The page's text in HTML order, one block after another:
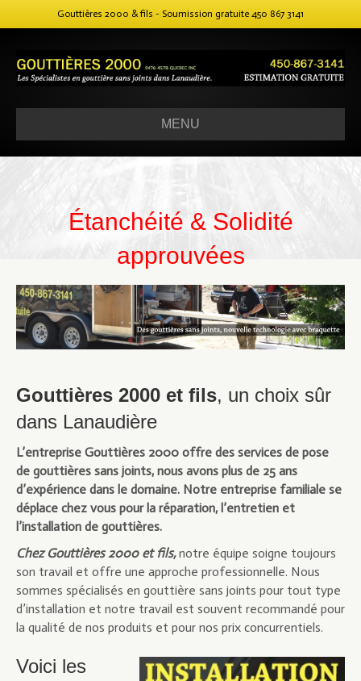
Gouttières 2000 & fils - Soumission gratuite 450 867 3141
MENU
Étanchéité & Solidité
approuvées
Gouttières 2000 et fils, un choix sûr
dans Lanaudière
L’entreprise Gouttières 2000 offre des services de pose
de gouttières sans joints, nous avons plus de 25 ans
d’expérience dans le domaine. Notre entreprise familiale se
déplace chez vous pour la réparation, l’entretien et
l’installation de gouttières.
Chez Gouttières 2000 et fils,notre équipe soigne toujours
son travail et offre une approche professionnelle. Nous
sommes spécialisés en gouttière sans joints pour tout type
d’installation et notre travail est souvent recommandé pour
la qualité de nos produits et pour nos prix concurrentiels.
Voici les